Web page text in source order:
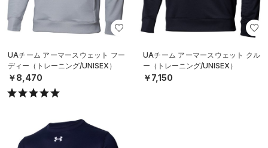
UAチーム アーマースウェット フー
ディー（トレーニング/UNISEX）
￥8,470
UAチーム アーマースウェット クル
ー（トレーニング/UNISEX）
￥7,150